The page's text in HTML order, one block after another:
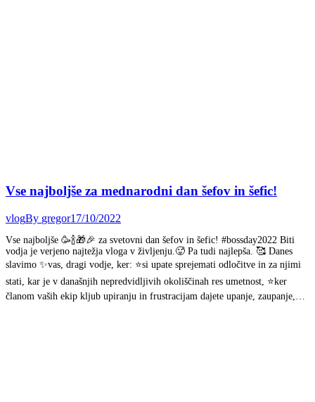
Vse najboljše za mednarodni dan šefov in šefic!
vlogBy gregor17/10/2022
Vse najboljše 🥳🍾🎁🎉 za svetovni dan šefov in šefic! #bossday2022 Biti
vodja je verjeno najtežja vloga v življenju.🥵 Pa tudi najlepša. 🥰 Danes
slavimo ✨vas, dragi vodje, ker: ⭐si upate sprejemati odločitve in za njimi
stati, kar je v današnjih nepredvidljivih okoliščinah res umetnost, ⭐ker
članom vaših ekip kljub upiranju in frustracijam dajete upanje, zaupanje,…